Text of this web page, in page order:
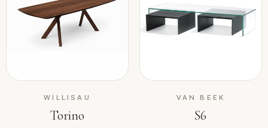
WILLISAU
Torino
VAN BEEK
S6